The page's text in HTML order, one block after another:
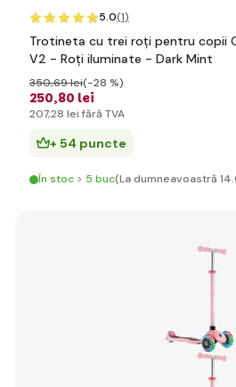
5.0(1)
Trotineta cu trei roți pentru copii
V2 - Roți iluminate - Dark Mint
250,80 lei
350,69 lei(-28 %)
207,28 lei fără TVA
+ 54 puncte
În stoc > 5 buc(La dumneavoastră